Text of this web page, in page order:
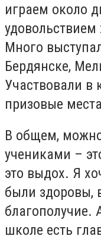
играем около
Много
Бердянске,
Участвовали в
призовые
В общем, можно
учениками –
это выдох. Я
были здоровы,
школе есть